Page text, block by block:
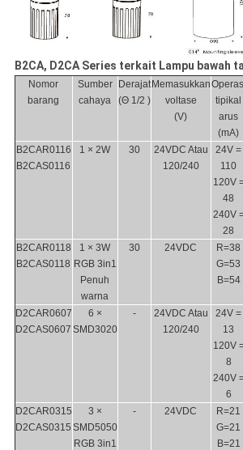
B2CA, D2CA Series terkait Lampu bawah
Nomor
barang
Sumber
cahaya
Derajat
(Θ 1/2 )
Memasukkan
voltase
(V)
tipikal
arus
(mA)
B2CAR0116
B2CAS0116
1 × 2W 30
24VDC Atau
120/240
24V =
110
120V
48
240V
28
B2CAR0118
B2CAS0118
1 × 3W
RGB 3in1
Penuh
warna
30 24VDC
R=38
G=53
B=54
D2CAR0607
D2CAS0607
6 ×
SMD3020
-
24VDC Atau
120/240
24V =
13
120V
8
240V
6
D2CAR0315
D2CAS0315
3 ×
SMD5050
RGB 3in1
- 24VDC
R=21
G=21
B=21